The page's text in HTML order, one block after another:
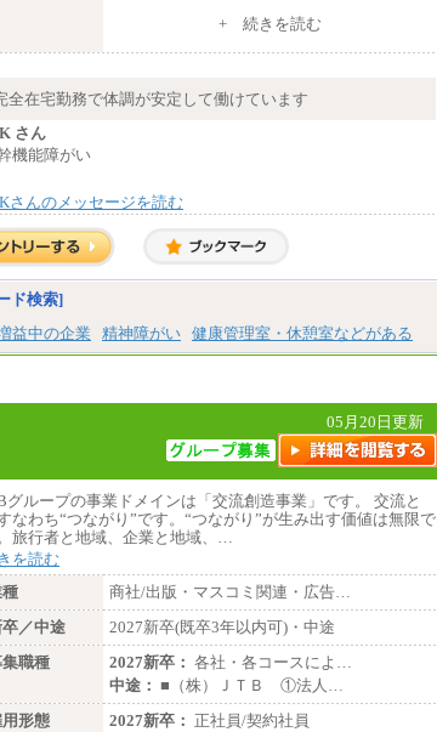
000 円 〈大阪・兵庫〉200,000 円
※基本給のみ（地域手当なし）
2,000円～(※3)、239,000円～(※4)、237,000
・月給は一律地域手当を含んだ金額を表示
（※1…36,000円、※2…33,000円、※3…28,0
00円、※4…25,000円、※5…23,000円）
◆正社員/基幹職
〈東京・神奈川〉月給219,000 円～ 〈大阪・
00 円～
・試用期間中も給与変更なし
◆契約社員
月給187,500円～(※1)、184,000円～(※2)、18
0,500円～(※3)、170,500～(※4)、168,000円
～（※5）
※1…東京都、埼玉県、千葉県、神奈川県
※2…大阪府、京都府、兵庫県、滋賀県
※3…愛知県、静岡県
※4…北海道、宮城県、栃木県、群馬県、長
野県、新潟県、富山県、石川県、岡山県、広
島県、山口県、香川県、福岡県
※5…青森県、鳥取県、島根県、愛媛県、高
知県、大分県、長崎県、熊本県、宮崎県、鹿
児島県、沖縄県、福島県、山形県
（３）月給191,000円以上（実働7.5時間）
（５）月給147,800円以上（実働6時間）
時給 1,226円（実働4.5時間）
※基本給に加算して以下手当有（いず
※全ての求人において試用期間中も給与に変
更はございません。
+ 続きを読む
全在宅勤務で体調が安定して働けています
さん
機能障がい
さんのメッセージを読む
ド検索]
益中の企業 精神障がい 健康管理室・休憩室などがある
05月20日更新
グループの事業ドメインは「交流創造事業」です。 交流と
なわち“つながり”です。“つながり”が生み出す価値は無限で
旅行者と地域、企業と地域、…
を読む
商社/出版・マスコミ関連・広告…
卒／中途
2027新卒(既卒3年以内可)・中途
職種
2027新卒： 各社・各コースによ…
中途： ■（株）ＪＴＢ ①法人…
用形態
2027新卒： 正社員/契約社員